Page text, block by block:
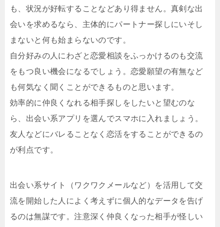
も、状況が好転することなどあり得ません。真剣な出
会いを求めるなら、主体的にパートナー探しにいそし
まないと何も始まらないのです。
自分好みの人にわざと恋愛相談をふっかけるのも交流
をもつ良い機会になるでしょう。恋愛願望の有無など
も何気なく聞くことができるものと思います。
効率的に仲良くなれる相手探しをしたいと望むのな
ら、出会い系アプリを選んでスマホに入れましょう。
友人などにバレることなく恋活をすることができるの
が利点です。
出会い系サイト（ワクワクメールなど）を活用して交
流を開始した人によく考えずに個人的なデータを告げ
るのは無謀です。注意深く仲良くなった相手が怪しい